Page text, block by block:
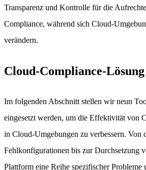
Transparenz und Kontrolle für die
Compliance, während sich Cloud-
verändern.
Cloud-Compliance-
Im folgenden Abschnitt stellen wir neun
eingesetzt werden, um die Effektivität von
in Cloud-Umgebungen zu verbessern. Von
Fehlkonfigurationen bis zur Durchsetzung
Plattform eine Reihe spezifischer Probleme